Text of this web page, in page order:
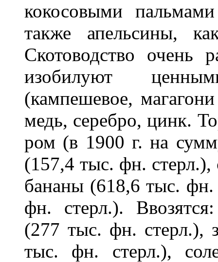
кокосовыми
также апельсины,
Скотоводство очень
изобилуют
(кампешевое,
медь, серебро, цинк.
ром (в 1900 г. на
(157,4 тыс. фн.
бананы (618,6 тыс. фн.
фн. стерл.).
(277 тыс. фн. стерл.),
тыс. фн. стерл.),